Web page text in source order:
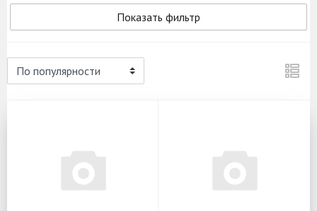
Показать фильтр